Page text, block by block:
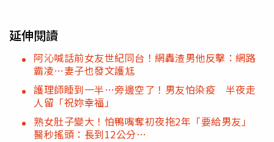
延伸閱讀
阿沁喊話前女友世紀同台！網轟渣男他反擊：網路
霸凌…妻子也發文護尪
護理師睡到一半…旁邊空了！男友怕染疫 半夜走
人留「祝妳幸福」
熟女肚子變大！怕鴨嘴奪初夜拖2年「要給男友」
醫秒搖頭：長到12公分…